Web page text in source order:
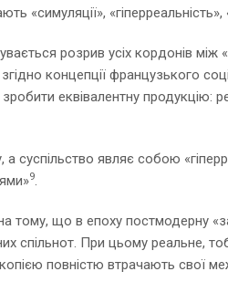
«симуляції», «гіперреальність»,
розрив усіх кордонів
концепції французького
еквівалентну
суспільство являє собою
9.
тому, що в епоху постмодерну
спільнот. При цьому реальне,
повністю втрачають свої